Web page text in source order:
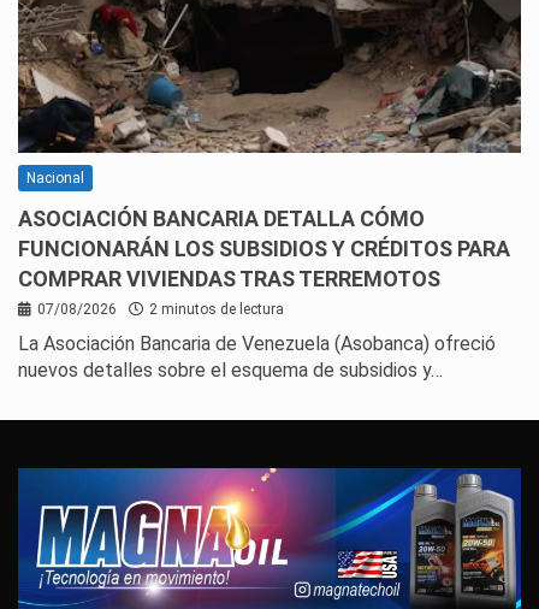
Nacional
ASOCIACIÓN BANCARIA DETALLA CÓMO
FUNCIONARÁN LOS SUBSIDIOS Y CRÉDITOS PARA
COMPRAR VIVIENDAS TRAS TERREMOTOS
07/08/2026 2 minutos de lectura
La Asociación Bancaria de Venezuela (Asobanca) ofreció
nuevos detalles sobre el esquema de subsidios y…